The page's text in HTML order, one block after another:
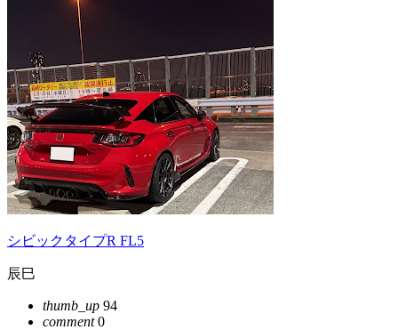
シビックタイプR FL5
辰巳
thumb_up 94
comment0